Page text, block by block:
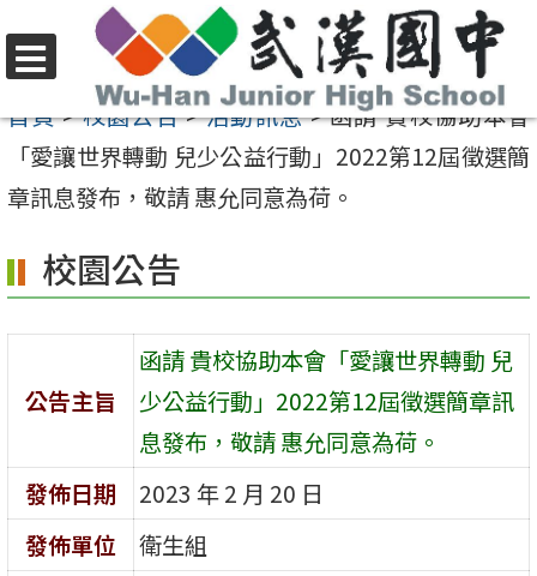
至
內
區
選
單
首頁>校園公告>活動訊息>函請 貴校協助本會
「愛讓世界轉動 兒少公益行動」2022第12屆徵選簡
章訊息發布，敬請 惠允同意為荷。
校園公告
公告主旨
函請 貴校協助本會「愛讓世界轉動 兒
少公益行動」2022第12屆徵選簡章訊
息發布，敬請 惠允同意為荷。
發佈日期
2023 年 2 月 20 日
發佈單位
衛生組